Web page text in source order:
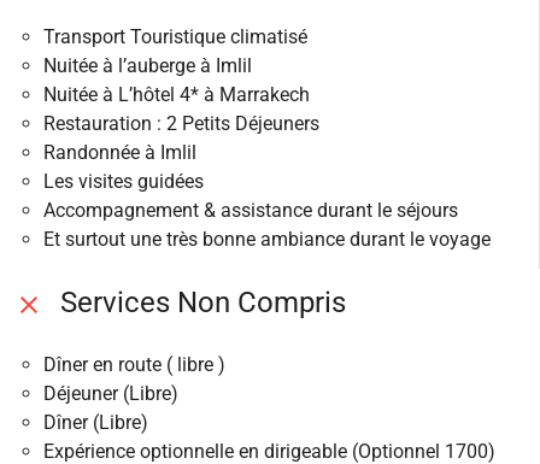
Transport Touristique climatisé
Nuitée à l’auberge à Imlil
Nuitée à L’hôtel 4* à Marrakech
Restauration : 2 Petits Déjeuners
Randonnée à Imlil
Les visites guidées
Accompagnement & assistance durant le séjours
Et surtout une très bonne ambiance durant le voyage
Services Non Compris
Dîner en route ( libre )
Déjeuner (Libre)
Dîner (Libre)
Expérience optionnelle en dirigeable (Optionnel 1700)